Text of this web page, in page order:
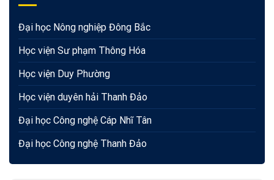
Đại học Nông nghiệp Đông Bắc
Học viện Sư phạm Thông Hóa
Học viện Duy Phường
Học viện duyên hải Thanh Đảo
Đại học Công nghệ Cáp Nhĩ Tân
Đại học Công nghệ Thanh Đảo